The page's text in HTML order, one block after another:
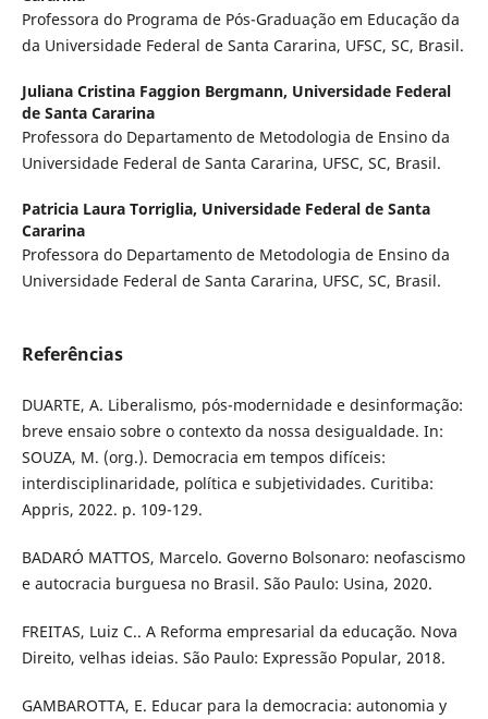
Professora do Programa de Pós-Graduação em Educação da
da Universidade Federal de Santa Cararina, UFSC, SC, Brasil.
Juliana Cristina Faggion Bergmann, Universidade Federal
de Santa Cararina
Professora do Departamento de Metodologia de Ensino da
Universidade Federal de Santa Cararina, UFSC, SC, Brasil.
Patricia Laura Torriglia, Universidade Federal de Santa
Cararina
Professora do Departamento de Metodologia de Ensino da
Universidade Federal de Santa Cararina, UFSC, SC, Brasil.
Referências
DUARTE, A. Liberalismo, pós-modernidade e desinformação:
breve ensaio sobre o contexto da nossa desigualdade. In:
SOUZA, M. (org.). Democracia em tempos difíceis:
interdisciplinaridade, política e subjetividades. Curitiba:
Appris, 2022. p. 109-129.
BADARÓ MATTOS, Marcelo. Governo Bolsonaro: neofascismo
e autocracia burguesa no Brasil. São Paulo: Usina, 2020.
FREITAS, Luiz C.. A Reforma empresarial da educação. Nova
Direito, velhas ideias. São Paulo: Expressão Popular, 2018.
GAMBAROTTA, E. Educar para la democracia: autonomia y